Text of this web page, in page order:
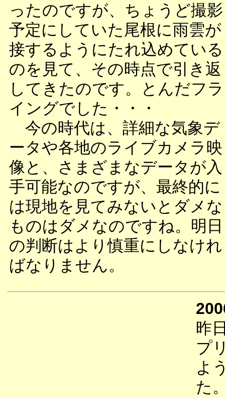
ったのですが、ちょうど撮影
予定にしていた尾根に雨雲が
接するようにたれ込めている
のを見て、その時点で引き返
してきたのです。とんだフラ
イングでした・・・
今の時代は、詳細な気象デ
ータや各地のライブカメラ映
像と、さまざまなデータが入
手可能なのですが、最終的に
は現地を見てみないとダメな
ものはダメなのですね。明日
の判断はより慎重にしなけれ
ばなりません。
昨
プ
よ
た